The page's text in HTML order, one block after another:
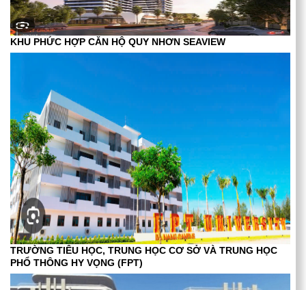
KHU PHỨC HỢP CĂN HỘ QUY NHƠN SEAVIEW
TRƯỜNG TIÊU HỌC, TRUNG HỌC CƠ SỞ VÀ TRUNG HỌC
PHỔ THÔNG HY VỌNG (FPT)